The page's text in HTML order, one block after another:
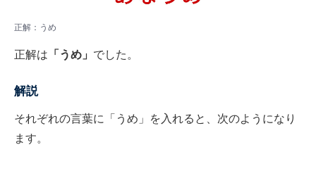
正解：うめ
正解は 「うめ」 でした。
解説
それぞれの言葉に「うめ」を入れると、次のようになり
ます。